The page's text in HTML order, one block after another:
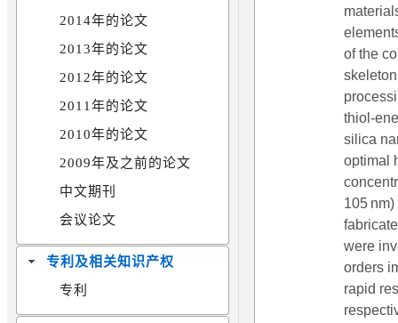
2014年的论文
2013年的论文
2012年的论文
2011年的论文
2010年的论文
2009年及之前的论文
中文期刊
会议论文
专利及相关知识产权
专利
of the
thiol-
silica
optimal
105
were
orders
rapid